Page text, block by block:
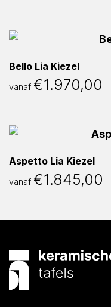
Bello Lia Kiezel
vanaf €1.970,00
Aspetto Lia Kiezel
vanaf €1.845,00